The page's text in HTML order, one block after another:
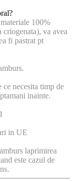
100%
va avea
fi pastrat pt
ce necesita timp de
inainte.
in UE
laprimirea
este cazul de